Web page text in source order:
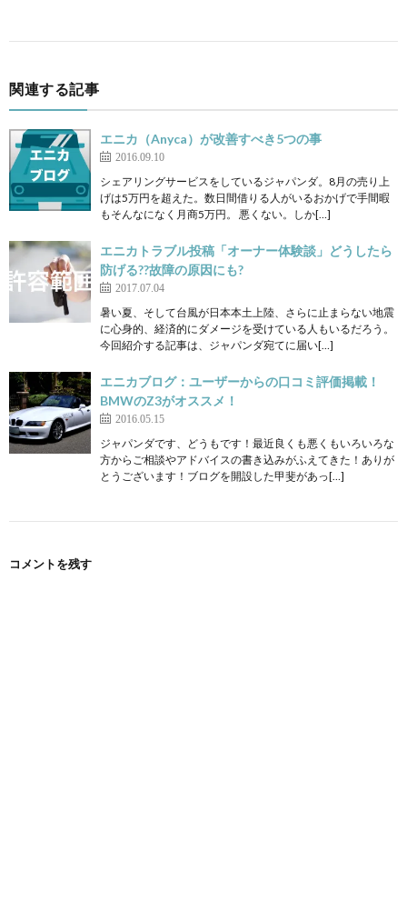
関連する記事
エニカ（Anyca）が改善すべき5つの事
2016.09.10
シェアリングサービスをしているジャパンダ。8月の売り上
げは5万円を超えた。数日間借りる人がいるおかげで手間暇
もそんなになく月商5万円。 悪くない。しか[…]
エニカトラブル投稿「オーナー体験談」どうしたら
防げる??故障の原因にも?
2017.07.04
暑い夏、そして台風が日本本土上陸、さらに止まらない地震
に心身的、経済的にダメージを受けている人もいるだろう。
今回紹介する記事は、ジャパンダ宛てに届い[…]
エニカブログ：ユーザーからの口コミ評価掲載！
BMWのZ3がオススメ！
2016.05.15
ジャパンダです、どうもです！最近良くも悪くもいろいろな
方からご相談やアドバイスの書き込みがふえてきた！ありが
とうございます！ブログを開設した甲斐があっ[…]
コメントを残す